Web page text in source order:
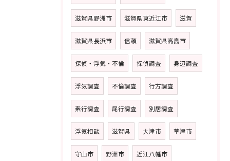
滋賀県野洲市 滋賀県東近江市 滋賀
滋賀県長浜市 信頼 滋賀県高島市
探偵・浮気・不倫 探偵調査 身辺調査
浮気調査 不倫調査 行方調査
素行調査 尾行調査 別居調査
浮気相談 滋賀県 大津市 草津市
守山市 野洲市 近江八幡市